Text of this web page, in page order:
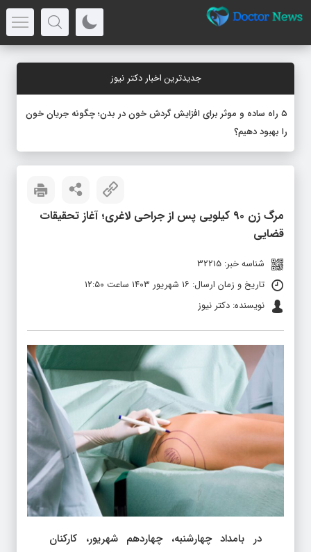
جدیدترین اخبار دکتر نیوز
۵ راه ساده و موثر برای افزایش گردش خون در بدن؛ چگونه جریان خون
را بهبود دهیم؟
مرگ زن ۹۰ کیلویی پس از جراحی لاغری؛ آغاز تحقیقات
قضایی
شناسه خبر: 32215
تاریخ و زمان ارسال: ۱۶ شهریور ۱۴۰۳ ساعت ۱۲:۵۰
نویسنده: دکتر نیوز
در بامداد چهارشنبه، چهاردهم شهریور، کارکنان